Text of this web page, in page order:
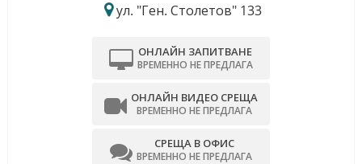
ул. "Ген. Столетов" 133
ОНЛАЙН ЗАПИТВАНЕ
ВРЕМЕННО НЕ ПРЕДЛАГА
ОНЛАЙН ВИДЕО СРЕЩА
ВРЕМЕННО НЕ ПРЕДЛАГА
СРЕЩА В ОФИС
ВРЕМЕННО НЕ ПРЕДЛАГА